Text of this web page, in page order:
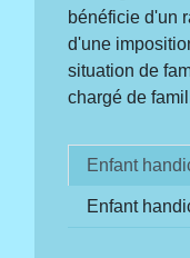
bénéficie d'un
d'une
situation de
chargé de
Enfant
Enfant